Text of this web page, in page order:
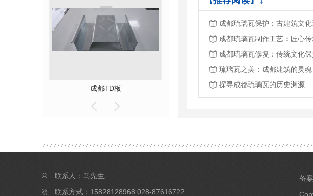
成都TD板 成都钢筋桁架钢承板 成
成都琉璃瓦保护：古建筑文
成都琉璃瓦制作工艺：匠心
成都琉璃瓦修复：传统文化
琉璃瓦之美：成都建筑的灵魂
探寻成都琉璃瓦的历史渊源
联系人：马先生
联系方式：15828128968 028-87616722
备